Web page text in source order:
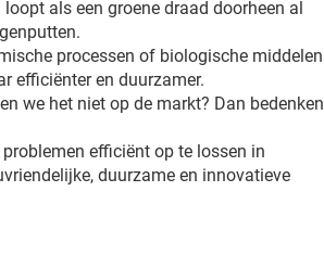
als een groene draad doorheen al
processen of biologische middelen
efficiënter en duurzamer.
we het niet op de markt? Dan bedenken
efficiënt op te lossen in
duurzame en innovatieve